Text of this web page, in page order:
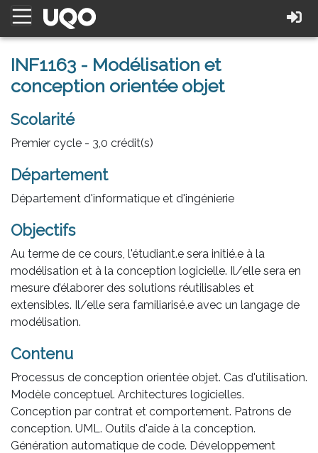
INF1163 - Modélisation et
conception orientée objet
Scolarité
Premier cycle - 3,0 crédit(s)
Département
Département d'informatique et d'ingénierie
Objectifs
Au terme de ce cours, l'étudiant.e sera initié.e à la
modélisation et à la conception logicielle. Il/elle sera en
mesure d’élaborer des solutions réutilisables et
extensibles. Il/elle sera familiarisé.e avec un langage de
modélisation.
Contenu
Processus de conception orientée objet. Cas d'utilisation.
Modèle conceptuel. Architectures logicielles.
Conception par contrat et comportement. Patrons de
conception. UML. Outils d'aide à la conception.
Génération automatique de code. Développement